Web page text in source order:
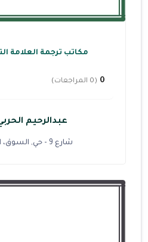
مكاتب ترجمة العلامة
0 (0 المراجعات)
عبدالرحيم
شارع 9 - حي, السوق، الدمام 32242